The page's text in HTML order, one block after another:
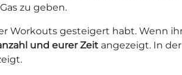
zu geben.
Workouts gesteigert habt. Wenn
und eurer Zeit angezeigt. In